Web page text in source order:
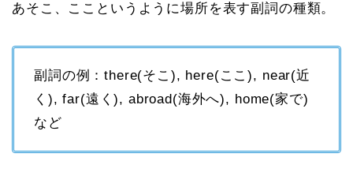
あそこ、ここというように場所を表す副詞の種類。
副詞の例：there(そこ), here(ここ), near(近
く), far(遠く), abroad(海外へ), home(家で)
など